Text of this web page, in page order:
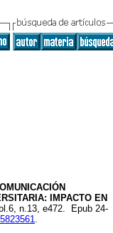
IMPACTO EN
n.13, e472. Epub 24-
.